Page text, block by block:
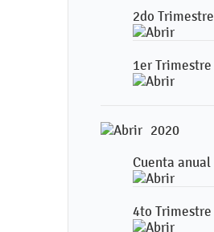
2do Trimestre
1er Trimestre
2020
Cuenta anual
4to Trimestre